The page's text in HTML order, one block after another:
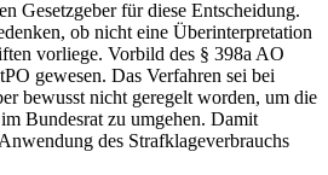
Gesetzgeber für diese Entscheidung.
ob nicht eine Überinterpretation
vorliege. Vorbild des § 398a AO
gewesen. Das Verfahren sei bei
bewusst nicht geregelt worden, um die
Bundesrat zu umgehen. Damit
des Strafklageverbrauchs